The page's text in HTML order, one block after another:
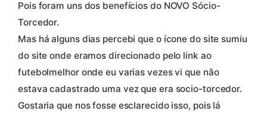
Pois foram uns dos benefícios do NOVO Sócio-
Torcedor.
Mas há alguns dias percebi que o ícone do site sumiu
do site onde eramos direcionado pelo link ao
futebolmelhor onde eu varias vezes vi que não
estava cadastrado uma vez que era socio-torcedor.
Gostaria que nos fosse esclarecido isso, pois lá